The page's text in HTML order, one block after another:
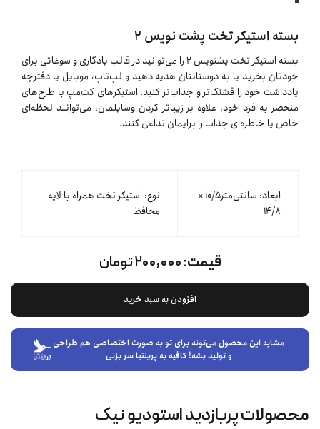
بسته استیکر تخت پشت نویس ۲
بسته استیکر تخت پشنویس ۲ را می‌توانید در قالب یادگاری و سوغاتی برای
خودتان بخرید یا به دوستانتان هدیه دهید و لپ‌تاپ، موبایل یا دفترچه
یادداشت خود را قشنگ‌تر و جذاب‌تر کنید. استیکرهای کت‌مپ با طرح‌های
منحصر به فرد خود، علاوه بر زیباتر کردن وسایلمان، می‌توانند لحظه‌ای
خاص یا خاطره‌ای جذاب را برایمان تداعی کنند.
ابعاد: سانتی‌متر۱۰/۵ ×
۱۴/٨
نوع: استیکر تخت همراه با لایه
محافظ
قیمت:۲۰۰,۰۰۰ تومان
افزودن به سبد خرید
مشابه این محصول می‌تونه برای تو به صورت اختصاصی هم طراحی
و تولید بشه! کافیه به پرینتیا سر بزنی
محصولات پربازدید استودیو نیک